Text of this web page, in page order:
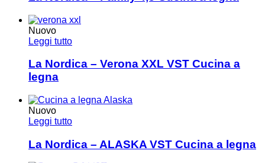
Nuovo
Leggi tutto
La Nordica – Verona XXL VST Cucina a
legna
Nuovo
Leggi tutto
La Nordica – ALASKA VST Cucina a legna